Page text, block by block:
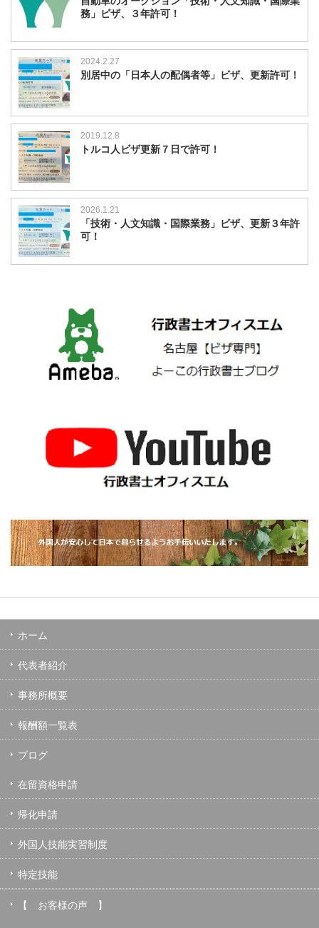
務」ビザ、３年許可！
2024.2.27
別居中の「日本人の配偶者等」ビザ、更新許可！
2019.12.8
トルコ人ビザ更新７日で許可！
2026.1.21
「技術・人文知識・国際業務」ビザ、更新３年許
可！
ホーム
代表者紹介
事務所概要
報酬額一覧表
ブログ
在留資格申請
帰化申請
外国人技能実習制度
特定技能
【 お客様の声 】